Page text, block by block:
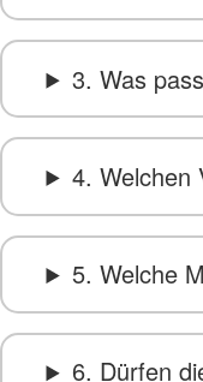
3. Was
4. Welchen
5. Welche
6. Dürfen